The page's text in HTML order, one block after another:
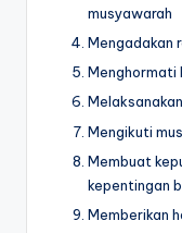
musyawarah
Mengadakan
Menghormati
Mengikuti
Membuat
kepentingan
Memberikan